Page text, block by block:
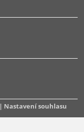
Nastavení souhlasu